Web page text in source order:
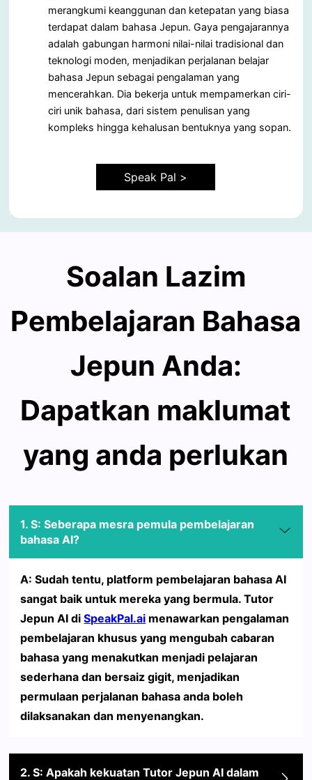
merangkumi keanggunan dan ketepatan yang biasa
terdapat dalam bahasa Jepun. Gaya pengajarannya
adalah gabungan harmoni nilai-nilai tradisional dan
teknologi moden, menjadikan perjalanan belajar
bahasa Jepun sebagai pengalaman yang
mencerahkan. Dia bekerja untuk mempamerkan ciri-
ciri unik bahasa, dari sistem penulisan yang
kompleks hingga kehalusan bentuknya yang sopan.
Speak Pal >
Soalan Lazim
Pembelajaran Bahasa
Jepun Anda:
Dapatkan maklumat
yang anda perlukan
1. S: Seberapa mesra pemula pembelajaran
bahasa AI?
A: Sudah tentu, platform pembelajaran bahasa AI
sangat baik untuk mereka yang bermula. Tutor
Jepun AI diSpeakPal.ai menawarkan pengalaman
pembelajaran khusus yang mengubah cabaran
bahasa yang menakutkan menjadi pelajaran
sederhana dan bersaiz gigit, menjadikan
permulaan perjalanan bahasa anda boleh
dilaksanakan dan menyenangkan.
2. S: Apakah kekuatan Tutor Jepun AI dalam